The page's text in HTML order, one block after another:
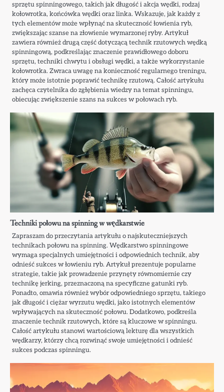
sprzętu spinningowego, takich jak długość i akcja wędki, rodzaj
kołowrotka, końcówka wędki oraz linka. Wskazuje, jak każdy z
tych elementów może wpłynąć na skuteczność łowienia ryb,
zwiększając szanse na złowienie wymarzonej ryby. Artykuł
zawiera również drugą część dotyczącą technik rzutowych wędką
spinningową, podkreślając znaczenie prawidłowego doboru
sprzętu, techniki chwytu i obsługi wędki, a także wykorzystanie
kołowrotka. Zwraca uwagę na konieczność regularnego treningu,
który może istotnie poprawić technikę rzutową. Całość artykułu
zachęca czytelnika do zgłębienia wiedzy na temat spinningu,
obiecując zwiększenie szans na sukces w połowach ryb.
Techniki połowu na spinning w wędkarstwie
Zapraszam do przeczytania artykułu o najskuteczniejszych
technikach połowu na spinning. Wędkarstwo spinningowe
wymaga specjalnych umiejętności i odpowiednich technik, aby
odnieść sukces w łowieniu ryb. Artykuł prezentuje popularne
strategie, takie jak prowadzenie przynęty równomiernie czy
technikę jerking, przeznaczoną na specyficzne gatunki ryb.
Ponadto, omawia również wybór odpowiedniego sprzętu, takiego
jak długość i ciężar wyrzutu wędki, jako istotnych elementów
wpływających na skuteczność połowu. Dodatkowo, podkreśla
znaczenie technik rzutowych, które są kluczowe w spinningu.
Całość artykułu stanowi wartościową lekturę dla wszystkich
wędkarzy, którzy chcą rozwinąć swoje umiejętności i odnieść
sukces podczas spinningu.